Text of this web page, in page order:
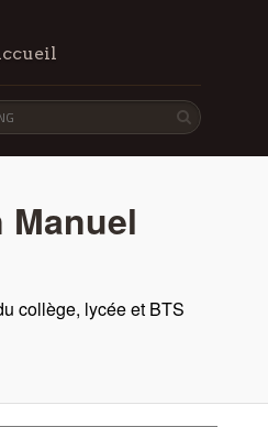
collège, lycée et BTS